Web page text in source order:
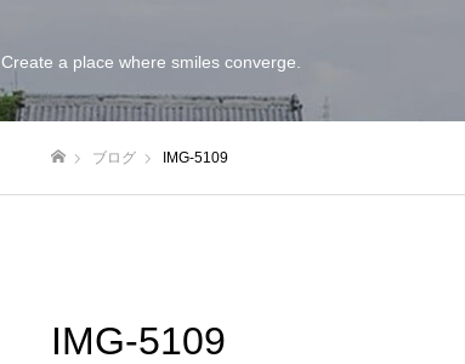
Create a place where smiles converge.
ブログ IMG-5109
IMG-5109